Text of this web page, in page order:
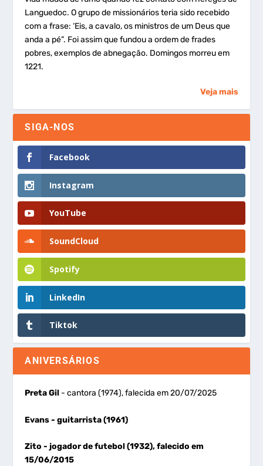
Languedoc. O grupo de missionários teria sido recebido
com a frase: ‘Eis, a cavalo, os ministros de um Deus que
anda a pé”. Foi assim que fundou a ordem de frades
pobres, exemplos de abnegação. Domingos morreu em
1221.
Veja mais
SIGA-NOS
Facebook
Instagram
YouTube
SoundCloud
Spotify
LinkedIn
Tiktok
ANIVERSÁRIOS
Preta Gil - cantora (1974), falecida em 20/07/2025
Evans- guitarrista (1961)
Zito- jogador de futebol (1932), falecido em
15/06/2015